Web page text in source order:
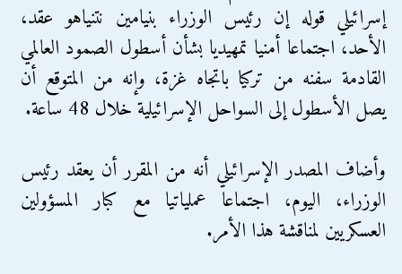
إسرائيلي قوله إن رئيس الوزراء بنيامين نتنياهو عقد،
الأحد، اجتماعا أمنيا تمهيديا بشأن أسطول الصمود العالمي
القادمة سفنه من تركيا باتجاه غزة، وإنه من المتوقع أن
يصل الأسطول إلى السواحل الإسرائيلية خلال 48 ساعة.
وأضاف المصدر الإسرائيلي أنه من المقرر أن يعقد رئيس
الوزراء، اليوم، اجتماعا عملياتيا مع كبار المسؤولين
العسكريين لمناقشة هذا الأمر.